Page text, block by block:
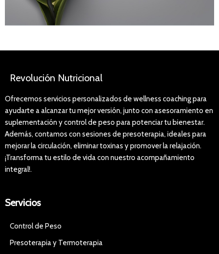
Revolución Nutricional
Ofrecemos servicios personalizados de wellness coaching para
ayudarte a alcanzar tu mejor versión, junto con asesoramiento en
suplementación y control de peso para potenciar tu bienestar.
Además, contamos con sesiones de presoterapia, ideales para
mejorar la circulación, eliminar toxinas y promover la relajación.
¡Transforma tu estilo de vida con nuestro acompañamiento
integral!.
Servicios
Control de Peso
Presoterapia y Termoterapia